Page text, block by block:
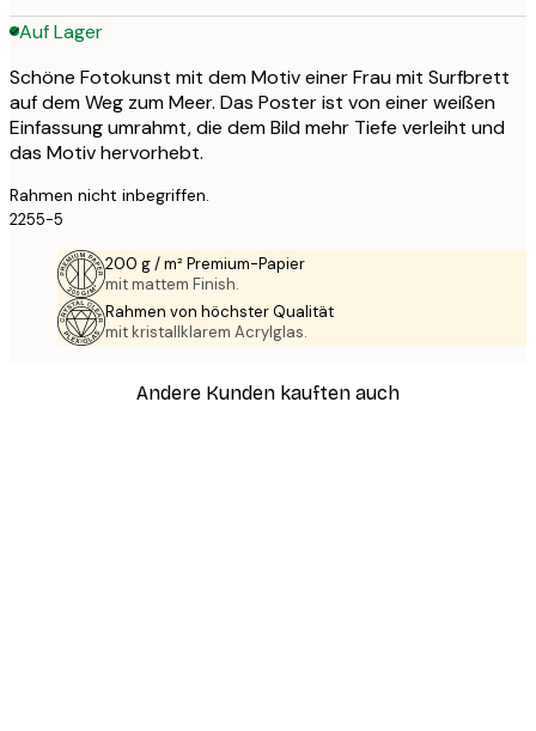
Auf Lager
Schöne Fotokunst mit dem Motiv einer Frau mit Surfbrett
auf dem Weg zum Meer. Das Poster ist von einer weißen
Einfassung umrahmt, die dem Bild mehr Tiefe verleiht und
das Motiv hervorhebt.
Rahmen nicht inbegriffen.
2255-5
200 g / m² Premium-Papier
mit mattem Finish.
Rahmen von höchster Qualität
mit kristallklarem Acrylglas.
Andere Kunden kauften auch